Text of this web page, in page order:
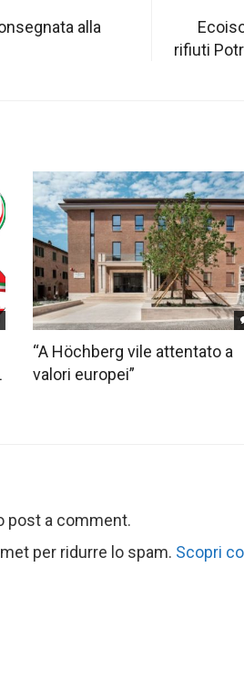
alla
rifiuti
“A Höchberg vile attentato a
valori europei”
post a comment.
per ridurre lo spam. Scopri